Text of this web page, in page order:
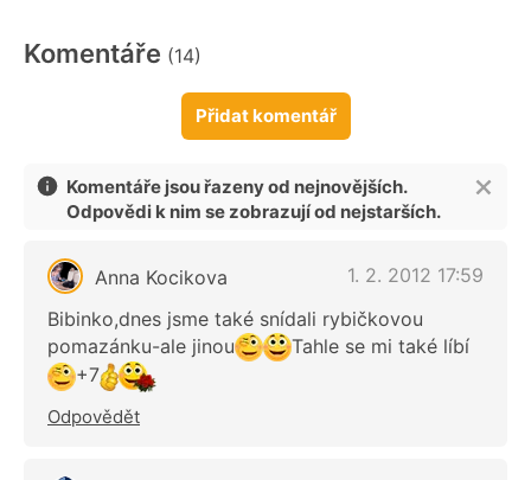
Komentáře (14)
Přidat komentář
Komentáře jsou řazeny od nejnovějších.
Odpovědi k nim se zobrazují od nejstarších.
Anna Kocikova
1. 2. 2012 17:59
Bibinko,dnes jsme také snídali rybičkovou
pomazánku-ale jinou
Tahle se mi také líbí
+7
Odpovědět